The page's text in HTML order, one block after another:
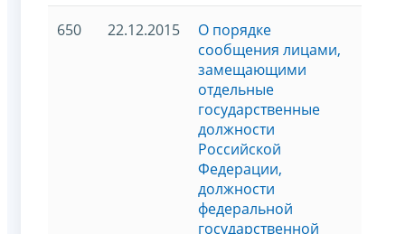
650 22.12.2015
О порядке
сообщения лицами,
замещающими
отдельные
государственные
должности
Российской
Федерации,
должности
федеральной
государственной